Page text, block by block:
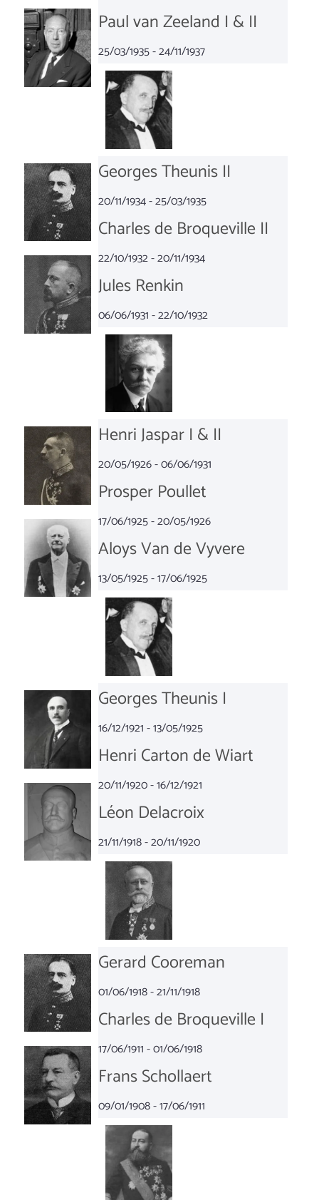
Paul van Zeeland I & II
25/03/1935 - 24/11/1937
Georges Theunis II
20/11/1934 - 25/03/1935
Charles de Broqueville II
22/10/1932 - 20/11/1934
Jules Renkin
06/06/1931 - 22/10/1932
Henri Jaspar I & II
20/05/1926 - 06/06/1931
Prosper Poullet
17/06/1925 - 20/05/1926
Aloys Van de Vyvere
13/05/1925 - 17/06/1925
Georges Theunis I
16/12/1921 - 13/05/1925
Henri Carton de Wiart
20/11/1920 - 16/12/1921
Léon Delacroix
21/11/1918 - 20/11/1920
Gerard Cooreman
01/06/1918 - 21/11/1918
Charles de Broqueville I
17/06/1911 - 01/06/1918
Frans Schollaert
09/01/1908 - 17/06/1911